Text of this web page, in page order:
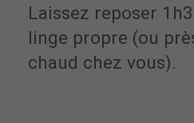
Laissez reposer
linge propre (ou
chaud chez vous).